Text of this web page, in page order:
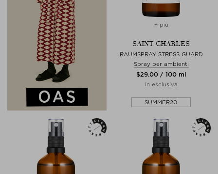
+ più
SAINT CHARLES
RAUMSPRAY STRESS GUARD
Spray per ambienti
$‌29.00 / 100 ml
In esclusiva
SUMMER20